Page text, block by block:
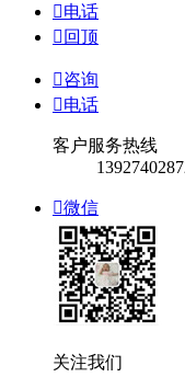
电话
 回顶
咨询
电话
客户服务热线
微信
关注我们